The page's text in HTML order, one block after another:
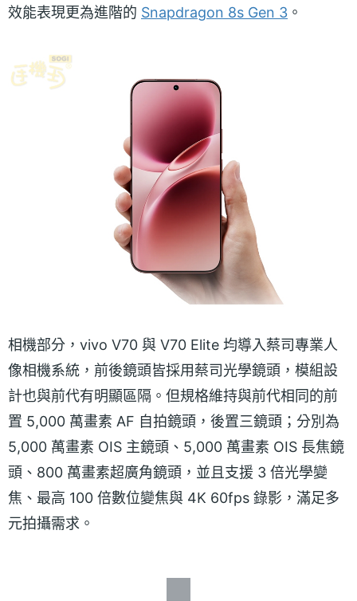
效能表現更為進階的 Snapdragon 8s Gen 3 。
相機部分，vivo V70 與 V70 Elite 均導入蔡司專業人
像相機系統，前後鏡頭皆採用蔡司光學鏡頭，模組設
計也與前代有明顯區隔。但規格維持與前代相同的前
置 5,000 萬畫素 AF 自拍鏡頭，後置三鏡頭；分別為
5,000 萬畫素 OIS 主鏡頭、5,000 萬畫素 OIS 長焦鏡
頭、800 萬畫素超廣角鏡頭，並且支援 3 倍光學變
焦、最高 100 倍數位變焦與 4K 60fps 錄影，滿足多
元拍攝需求。